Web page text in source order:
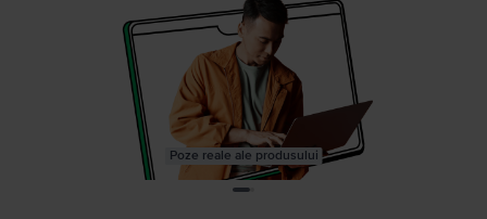
Poze reale ale produsului